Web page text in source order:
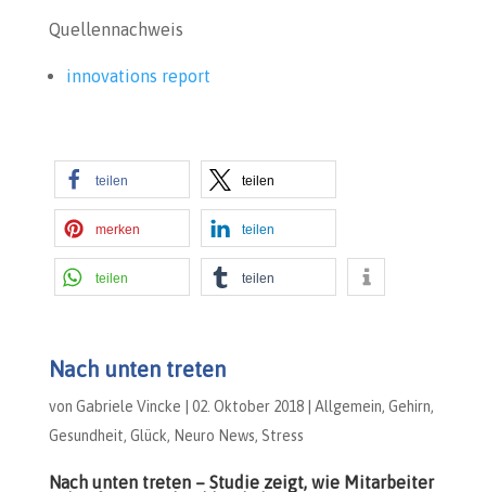
Quellennachweis
innovations report
teilen teilen
merken teilen
teilen teilen
Nach unten treten
von Gabriele Vincke 02. Oktober 2018| Allgemein, Gehirn,
Gesundheit, Glück, Neuro News, Stress
Nach unten treten – Studie zeigt, wie Mitarbeiter